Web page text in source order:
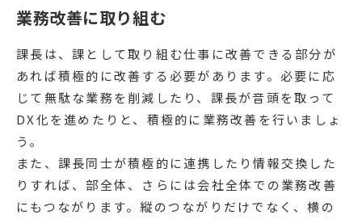
業務改善に取り組む
課長は、課として取り組む仕事に改善できる部分が
あれば積極的に改善する必要があります。必要に応
じて無駄な業務を削減したり、課長が音頭を取って
DX化を進めたりと、積極的に業務改善を行いましょ
う。
また、課長同士が積極的に連携したり情報交換した
りすれば、部全体、さらには会社全体での業務改善
にもつながります。縦のつながりだけでなく、横の